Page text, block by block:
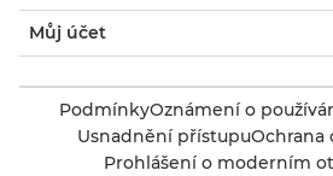
Můj účet
PodmínkyOznámení o
Usnadnění přístupuOchrana
Prohlášení o moderním